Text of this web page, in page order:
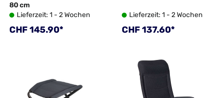
80 cm
Lieferzeit: 1 - 2 Wochen
Regulärer Preis:
CHF 145.90*
Lieferzeit: 1 - 2 Wochen
Regulärer Preis:
CHF 137.60*